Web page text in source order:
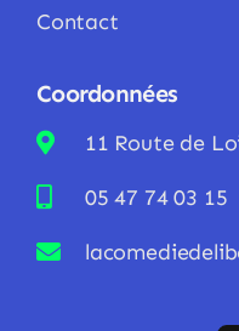
Contact
Coordonnées
11 Route de
05 47 74 03 15